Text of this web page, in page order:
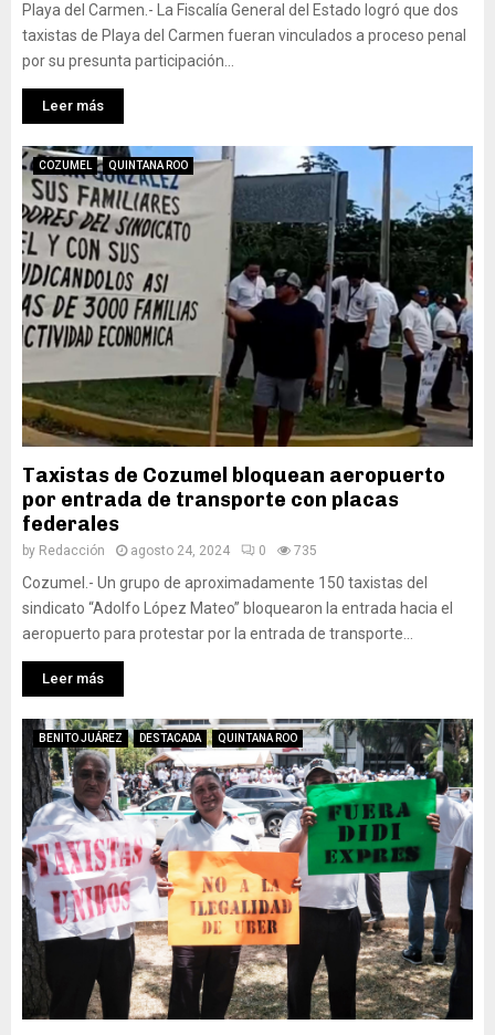
Playa del Carmen.- La Fiscalía General del Estado logró que dos
taxistas de Playa del Carmen fueran vinculados a proceso penal
por su presunta participación...
Leer más
COZUMEL QUINTANA ROO
Taxistas de Cozumel bloquean aeropuerto
por entrada de transporte con placas
federales
by Redacción agosto 24, 2024 0 735
Cozumel.- Un grupo de aproximadamente 150 taxistas del
sindicato “Adolfo López Mateo” bloquearon la entrada hacia el
aeropuerto para protestar por la entrada de transporte...
Leer más
BENITO JUÁREZ DESTACADA QUINTANA ROO